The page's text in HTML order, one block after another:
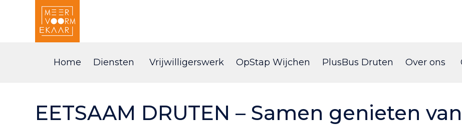
to
Home Diensten Vrijwilligerswerk OpStap Wijchen PlusBus Druten Over ons
EETSAAM DRUTEN – Samen genieten